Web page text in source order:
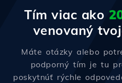
Tím viac ako
venovaný
Máte otázky alebo
podporný tím je tu
poskytnúť rýchle